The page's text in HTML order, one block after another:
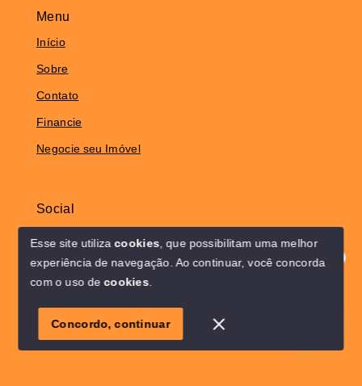
Olá! Estamos disponíveis para te ajudar.
Menu
Início
Sobre
Contato
Financie
Negocie seu Imóvel
Social
Esse site utilizacookies , que possibilitam uma melhor
experiência de navegação. Ao continuar, você concorda
com o uso decookies
Concordo, continuar